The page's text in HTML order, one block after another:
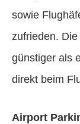
sowie
zufrieden.
günstiger als
direkt beim
Airport